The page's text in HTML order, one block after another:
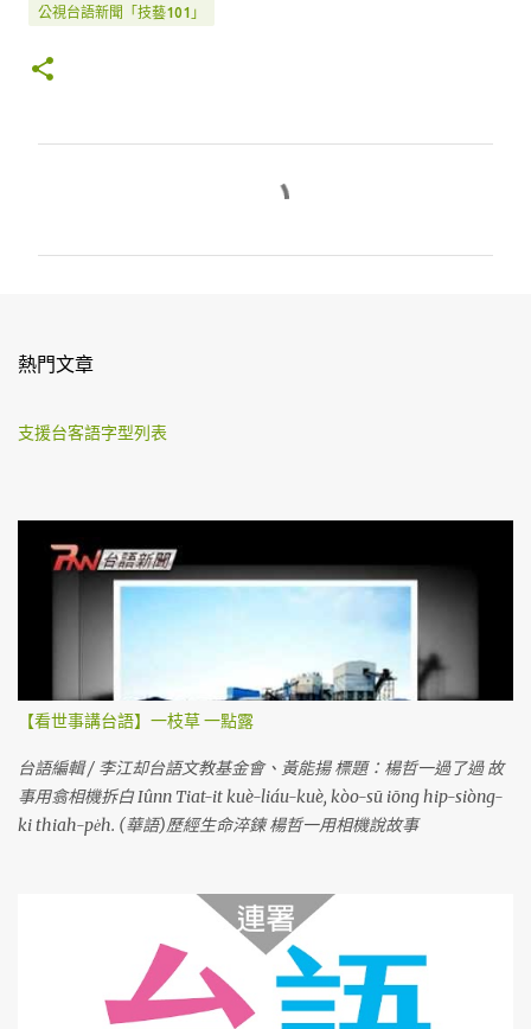
公視台語新聞「技藝101」
熱門文章
支援台客語字型列表
【看世事講台語】一枝草 一點露
台語編輯 / 李江却台語文教基金會、黃能揚 標題：楊哲一過了過 故
事用翕相機拆白 Iûnn Tiat-it kuè-liáu-kuè, kòo-sū iōng hip-siòng-
ki thiah-pe̍h. (華語)歷經生命淬鍊 楊哲一用相機說故事